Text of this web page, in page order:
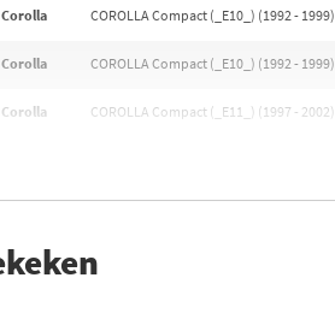
Corolla COROLLA Compact (_E10_) (1992 - 1999)
Corolla COROLLA Compact (_E10_) (1992 - 1999)
Corolla COROLLA Compact (_E11_) (1997 - 2002)